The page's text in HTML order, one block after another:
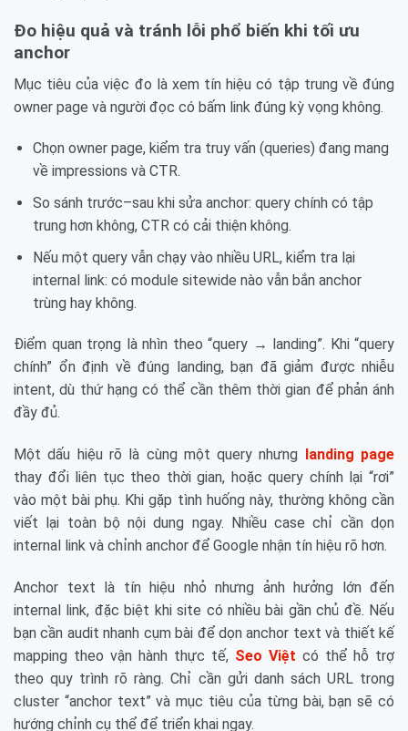
Đo hiệu quả và tránh lỗi phổ biến khi tối ưu
anchor
Mục tiêu của việc đo là xem tín hiệu có tập trung về đúng
owner page và người đọc có bấm link đúng kỳ vọng không.
Chọn owner page, kiểm tra truy vấn (queries) đang mang
về impressions và CTR.
So sánh trước–sau khi sửa anchor: query chính có tập
trung hơn không, CTR có cải thiện không.
Nếu một query vẫn chạy vào nhiều URL, kiểm tra lại
internal link: có module sitewide nào vẫn bắn anchor
trùng hay không.
Điểm quan trọng là nhìn theo “query → landing”. Khi “query
chính” ổn định về đúng landing, bạn đã giảm được nhiễu
intent, dù thứ hạng có thể cần thêm thời gian để phản ánh
đầy đủ.
Một dấu hiệu rõ là cùng một query nhưng landing page
thay đổi liên tục theo thời gian, hoặc query chính lại “rơi”
vào một bài phụ. Khi gặp tình huống này, thường không cần
viết lại toàn bộ nội dung ngay. Nhiều case chỉ cần dọn
internal link và chỉnh anchor để Google nhận tín hiệu rõ hơn.
Anchor text là tín hiệu nhỏ nhưng ảnh hưởng lớn đến
internal link, đặc biệt khi site có nhiều bài gần chủ đề. Nếu
bạn cần audit nhanh cụm bài để dọn anchor text và thiết kế
mapping theo vận hành thực tế, Seo Việt có thể hỗ trợ
theo quy trình rõ ràng. Chỉ cần gửi danh sách URL trong
cluster “anchor text” và mục tiêu của từng bài, bạn sẽ có
hướng chỉnh cụ thể để triển khai ngay.